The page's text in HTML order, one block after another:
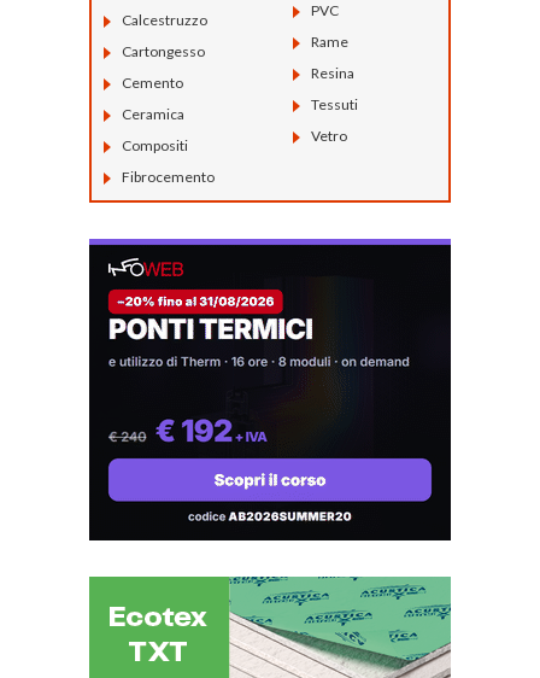
Calcestruzzo
Cartongesso
Cemento
Ceramica
Compositi
Fibrocemento
PVC
Rame
Resina
Tessuti
Vetro